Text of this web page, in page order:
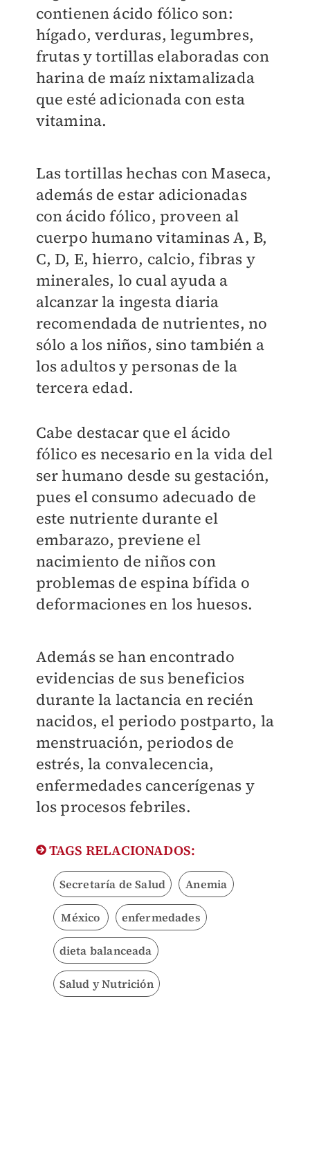
contienen ácido fólico son:
hígado, verduras, legumbres,
frutas y tortillas elaboradas con
harina de maíz nixtamalizada
que esté adicionada con esta
vitamina.
Las tortillas hechas con Maseca,
además de estar adicionadas
con ácido fólico, proveen al
cuerpo humano vitaminas A, B,
C, D, E, hierro, calcio, fibras y
minerales, lo cual ayuda a
alcanzar la ingesta diaria
recomendada de nutrientes, no
sólo a los niños, sino también a
los adultos y personas de la
tercera edad.
Cabe destacar que el ácido
fólico es necesario en la vida del
ser humano desde su gestación,
pues el consumo adecuado de
este nutriente durante el
embarazo, previene el
nacimiento de niños con
problemas de espina bífida o
deformaciones en los huesos.
Además se han encontrado
evidencias de sus beneficios
durante la lactancia en recién
nacidos, el periodo postparto, la
menstruación, periodos de
estrés, la convalecencia,
enfermedades cancerígenas y
los procesos febriles.
TAGS RELACIONADOS:
Secretaría de Salud Anemia
México enfermedades
dieta balanceada
Salud y Nutrición